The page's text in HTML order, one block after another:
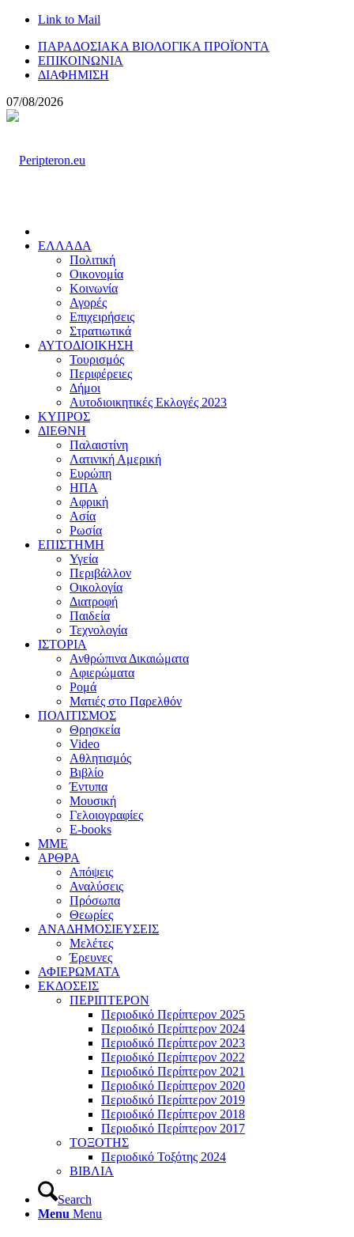
Link to Mail
ΠΑΡΑΔΟΣΙΑΚΑ ΒΙΟΛΟΓΙΚΑ ΠΡΟΪΟΝΤΑ
ΕΠΙΚΟΙΝΩΝΙΑ
ΔΙΑΦΗΜΙΣΗ
07/08/2026
ΕΛΛΑΔΑ
Πολιτική
Οικονομία
Κοινωνία
Αγορές
Επιχειρήσεις
Στρατιωτικά
ΑΥΤΟΔΙΟΙΚΗΣΗ
Τουρισμός
Περιφέρειες
Δήμοι
Αυτοδιοικητικές Εκλογές 2023
ΚΥΠΡΟΣ
ΔΙΕΘΝΗ
Παλαιστίνη
Λατινική Αμερική
Ευρώπη
ΗΠΑ
Αφρική
Ασία
Ρωσία
ΕΠΙΣΤΗΜΗ
Υγεία
Περιβάλλον
Οικολογία
Διατροφή
Παιδεία
Τεχνολογία
ΙΣΤΟΡΙΑ
Ανθρώπινα Δικαιώματα
Αφιερώματα
Ρομά
Ματιές στο Παρελθόν
ΠΟΛΙΤΙΣΜΟΣ
Θρησκεία
Video
Αθλητισμός
Βιβλίο
Έντυπα
Μουσική
Γελοιογραφίες
E-books
MME
ΑΡΘΡΑ
Απόψεις
Αναλύσεις
Πρόσωπα
Θεωρίες
ΑΝΑΔΗΜΟΣΙΕΥΣΕΙΣ
Μελέτες
Έρευνες
ΑΦΙΕΡΩΜΑΤΑ
ΕΚΔΟΣΕΙΣ
ΠΕΡΙΠΤΕΡΟΝ
Περιοδικό Περίπτερον 2025
Περιοδικό Περίπτερον 2024
Περιοδικό Περίπτερον 2023
Περιοδικό Περίπτερον 2022
Περιοδικό Περίπτερον 2021
Περιοδικό Περίπτερον 2020
Περιοδικό Περίπτερον 2019
Περιοδικό Περίπτερον 2018
Περιοδικό Περίπτερον 2017
ΤΟΞΟΤΗΣ
Περιοδικό Τοξότης 2024
ΒΙΒΛΙΑ
Search
Menu Menu